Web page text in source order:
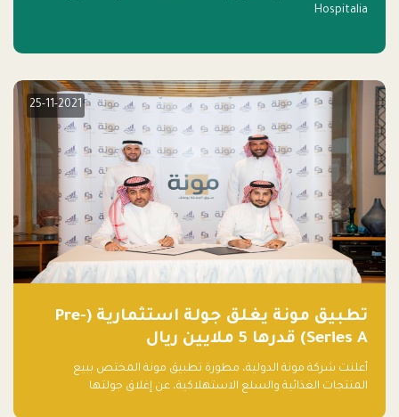
Hospitalia
25-11-2021
تطبيق مونة يغلق جولة استثمارية (Pre-
Series A) قدرها 5 ملايين ريال
أعلنت شركة مونة الدولية، مطورة تطبيق مونة المختص ببيع
المنتجات الغذائية والسلع الاستهلاكية، عن إغلاق جولتها